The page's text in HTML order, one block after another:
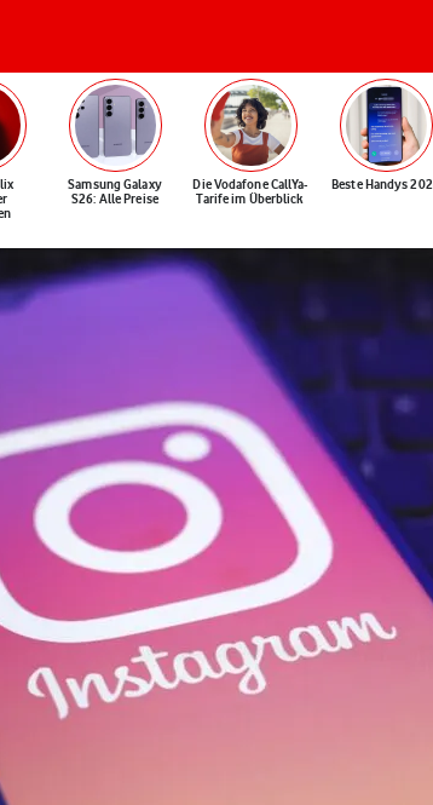
Samsung Galaxy
S26: Alle Preise
Die Vodafone CallYa-
Tarife im Überblick
Beste Handys